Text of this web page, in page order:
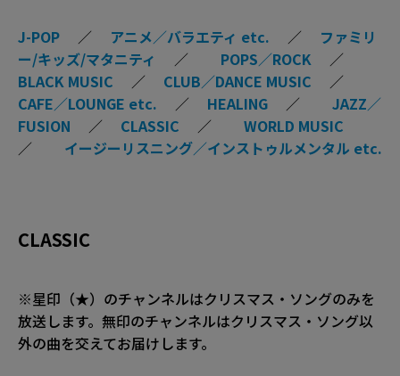
J-POP ／ アニメ／バラエティ etc. ／ ファミリ
ー/キッズ/マタニティ
／ POPS／ROCK ／
BLACK MUSIC ／ CLUB／DANCE MUSIC ／
CAFE／LOUNGE etc. ／ HEALING ／ JAZZ／
FUSION ／ CLASSIC ／ WORLD MUSIC
／ イージーリスニング／インストゥルメンタル etc.
CLASSIC
※星印（★）のチャンネルはクリスマス・ソングのみを
放送します。無印のチャンネルはクリスマス・ソング以
外の曲を交えてお届けします。